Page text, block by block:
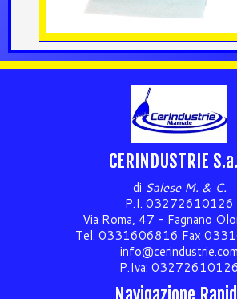
CERINDUSTRIE
di Salese M. & C.
P.I. 03272610126
Via Roma, 47 - Fagnano
Tel. 0331606816 Fax
info@cerindustrie.com
P.Iva: 03272610126
Navigazione